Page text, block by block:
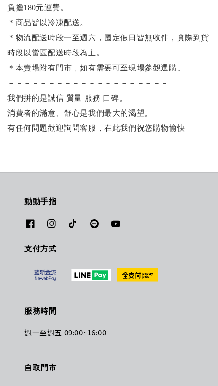
負擔180元運費。
＊商品皆以冷凍配送。
＊物流配送時段一至週六，國定假日皆無收件，實際到貨
時段以當區配送時段為主。
＊本賣場附有門市，如有需要可至現場參觀選購。
－－－－－－－－－－－－－－－－－－－－
我們拼的是誠信 質量 服務 口碑。
消費者的滿意、舒心是我們最大的渴望。
有任何問題歡迎詢問客服，在此我們祝您購物愉快
動動手指
支付方式
服務時間
週一至週五 09:00~16:00
自取門市